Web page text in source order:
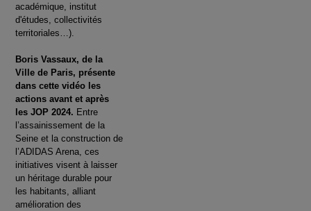
académique, institut
d'études, collectivités
territoriales…).
Boris Vassaux, de la
Ville de Paris, présente
dans cette vidéo les
actions avant et après
les JOP 2024. Entre
l’assainissement de la
Seine et la construction de
l’ADIDAS Arena, ces
initiatives visent à laisser
un héritage durable pour
les habitants, alliant
amélioration des